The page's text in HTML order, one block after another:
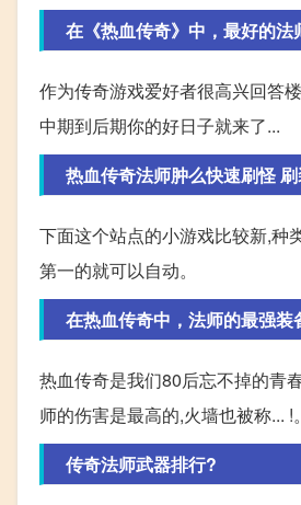
在《热血传奇》中，最好的
作为传奇游戏爱好者很高兴回答
中期到后期你的好日子就来了...
热血传奇法师肿么快速刷怪
下面这个站点的小游戏比较新,种
第一的就可以自动。
在热血传奇中，法师的最强
热血传奇是我们80后忘不掉的青
师的伤害是最高的,火墙也被称... !。
传奇法师武器排行?